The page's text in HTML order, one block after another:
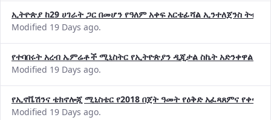
ኢትዮጵያ ከ29 ሀገራት ጋር በመሆን የዓለም አቀፍ አርቴፊሻል ኢንተለጀንስ
Modified 19 Days ago.
የተባበሩት አረብ ኤምሬቶች ሚኒስትር የኢትዮጵያን ዲጂታል ስኬት አድንቀዋል
Modified 19 Days ago.
የኢኖቬሽንና ቴክኖሎጂ ሚኒስቴር የ2018 በጀት ዓመት የዕቅድ አፈጻጸምና
Modified 19 Days ago.